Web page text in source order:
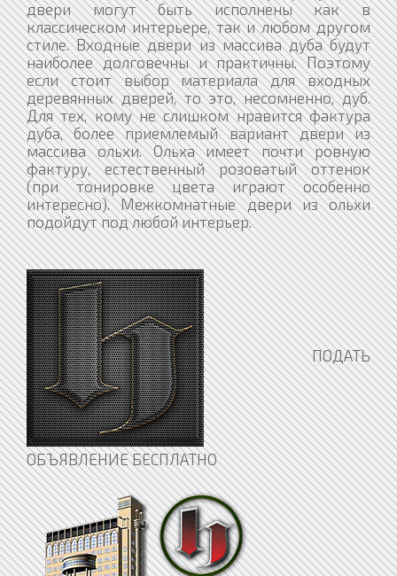
двери могут быть исполнены как в
классическом интерьере, так и любом другом
стиле. Входные двери из массива дуба будут
наиболее долговечны и практичны. Поэтому
если стоит выбор материала для входных
деревянных дверей, то это, несомненно, дуб.
Для тех, кому не слишком нравится фактура
дуба, более приемлемый вариант двери из
массива ольхи. Ольха имеет почти ровную
фактуру, естественный розоватый оттенок
(при тонировке цвета играют особенно
интересно). Межкомнатные двери из ольхи
подойдут под любой интерьер.
ПОДАТЬ
ОБЪЯВЛЕНИЕ БЕСПЛАТНО